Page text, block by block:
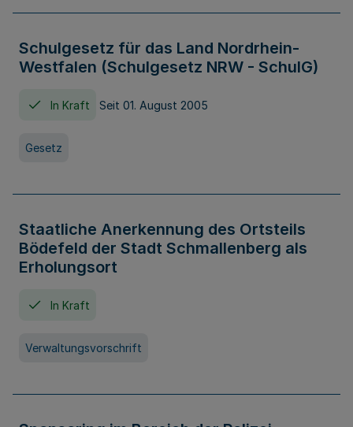
Schulgesetz für das Land Nordrhein-
Westfalen (Schulgesetz NRW - SchulG)
In Kraft Seit 01. August 2005
Gesetz
Staatliche Anerkennung des Ortsteils
Bödefeld der Stadt Schmallenberg als
Erholungsort
In Kraft
Verwaltungsvorschrift